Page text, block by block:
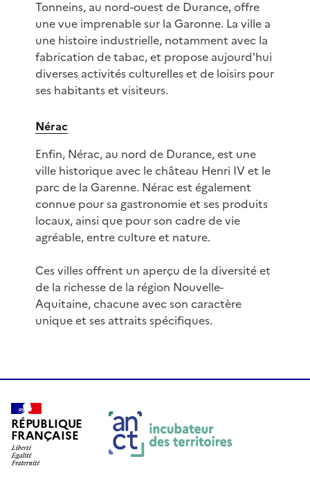
Tonneins, au nord-ouest de Durance, offre
une vue imprenable sur la Garonne. La ville a
une histoire industrielle, notamment avec la
fabrication de tabac, et propose aujourd'hui
diverses activités culturelles et de loisirs pour
ses habitants et visiteurs.
Nérac
Enfin, Nérac, au nord de Durance, est une
ville historique avec le château Henri IV et le
parc de la Garenne. Nérac est également
connue pour sa gastronomie et ses produits
locaux, ainsi que pour son cadre de vie
agréable, entre culture et nature.
Ces villes offrent un aperçu de la diversité et
de la richesse de la région Nouvelle-
Aquitaine, chacune avec son caractère
unique et ses attraits spécifiques.
RÉPUBLIQUE
FRANÇAISE